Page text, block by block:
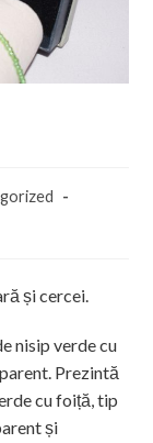
și cercei.
nisip verde cu
Prezintă
cu foiță, tip
și